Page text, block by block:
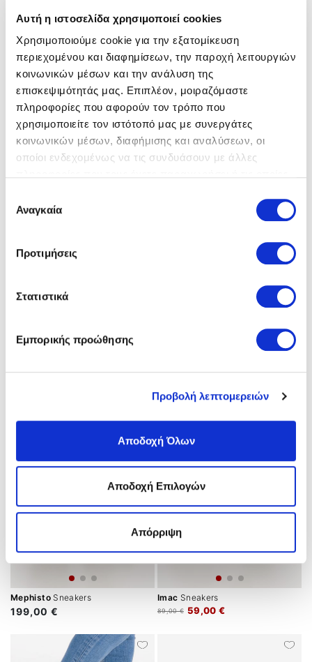
Αυτή η ιστοσελίδα χρησιμοποιεί cookies
Χρησιμοποιούμε cookie για την εξατομίκευση
περιεχομένου και διαφημίσεων, την παροχή λειτουργιών
κοινωνικών μέσων και την ανάλυση της
επισκεψιμότητάς μας. Επιπλέον, μοιραζόμαστε
πληροφορίες που αφορούν τον τρόπο που
χρησιμοποιείτε τον ιστότοπό μας με συνεργάτες
κοινωνικών μέσων, διαφήμισης και αναλύσεων, οι
οποίοι ενδεχομένως να τις συνδυάσουν με άλλες
των υπηρεσιών τους.
συγκατάθεσης
Αναγκαία
Προτιμήσεις
Στατιστικά
Εμπορικής προώθησης
Προβολή λεπτομερειών
Αποδοχή Όλων
Αποδοχή Επιλογών
Απόρριψη
ImacSneakers
59,00 €
Imac Sneakers
69,00 €
69,00 €
89,00 € 69,00 €
89,00 €
MephistoSneakers
199,00 €
Imac Sneakers
59,00 €
89,00 €